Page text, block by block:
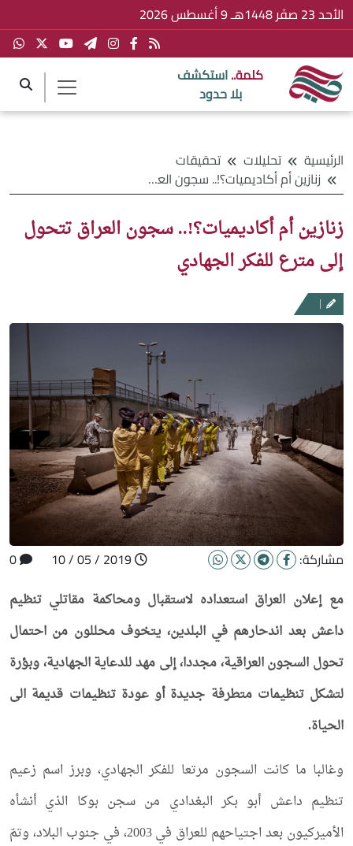
الأحد 23 صفَر 1448هـ 9 أغسطس 2026
كلمة..استكشف
بلا حدود
الرئيسية تحليلات
تحقيقات
زنازين أم أكاديميات؟!.. سجون العراق تتحول إلى مترع للفكر الجهادي
زنازين أم أكاديميات؟!.. سجون العراق تتحول
إلى مترع للفكر الجهادي
مشاركة:
مع إعلان العراق استعداده لاستقبال ومحاكمة مقاتلي تنظيم
داعش بعد اندحارهم في البلدين، يتخوف محللون من احتمال
تحول السجون العراقية، مجددا، إلى مهد للدعاية الجهادية، وبؤرة
لتشكل تنظيمات متطرفة جديدة أو عودة تنظيمات قديمة الى
الحياة.
وغالبا ما كانت السجون مرتعا للفكر الجهادي، وبرز اسم زعيم
تنظيم داعش أبو بكر البغدادي من سجن بوكا الذي أنشأه
الأميركيون بعد اجتياحهم للعراق في 2003، في جنوب البلاد، وتمّ